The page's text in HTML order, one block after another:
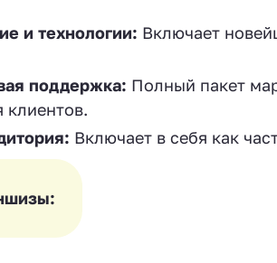
и технологии: Включает
поддержка: Полный пакет
клиентов.
Включает в себя как